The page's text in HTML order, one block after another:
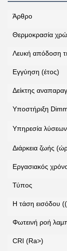
Άρθρο
Θερμοκρασία
Λευκή απόδοση
Εγγύηση (έτος)
Δείκτης
Υποστήριξη
Υπηρεσία
Διάρκεια ζωής
Εργασιακός
Τύπος
Η τάση εισόδου
Φωτεινή ροή
CRI (Ra>)